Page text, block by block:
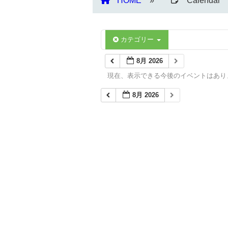
カテゴリー
8月 2026
現在、表示できる今後のイベントはあ
8月 2026